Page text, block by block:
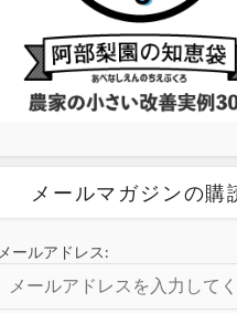
メールマガジンの購
メールアドレス: